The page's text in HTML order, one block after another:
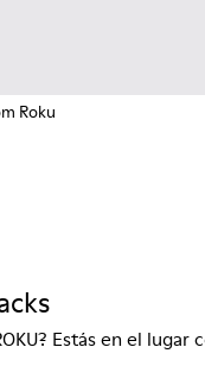
Roku
Estás en el lugar